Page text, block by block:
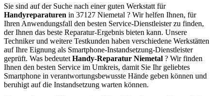
Sie sind auf der Suche nach einer guten Werkstatt für
Handyreparaturen in 37127 Niemetal ? Wir helfen Ihnen, für
Ihren Anwendungsfall den besten Service-Dienstleister zu finden,
der Ihnen das beste Reparatur-Ergebnis bieten kann. Unsere
Techniker und weitere Testkunden haben verschiedene Werkstätten
auf Ihre Eignung als Smartphone-Instandsetzung-Dienstleister
geprüft. Was bedeutet Handy-Reparatur Niemetal ? Wir finden
Ihnen den besten Service im Umkreis, damit Sie Ihr geliebtes
Smartphone in verantwortungsbewusste Hände geben können und
beruhigt auf die Instandsetzung warten können.